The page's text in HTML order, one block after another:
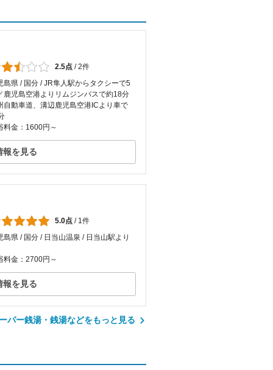
2.5点 /2件
島県 / 国分 / JR隼人駅からタクシーで5
鹿児島空港よりリムジンバスで約18分
自動車道、溝辺鹿児島空港ICより車で
料金：1600円～
報を見る
5.0点 / 1件
島県 / 国分 / 日当山温泉 / 日当山駅より
料金：2700円～
報を見る
パー銭湯・銭湯などをもっと見る